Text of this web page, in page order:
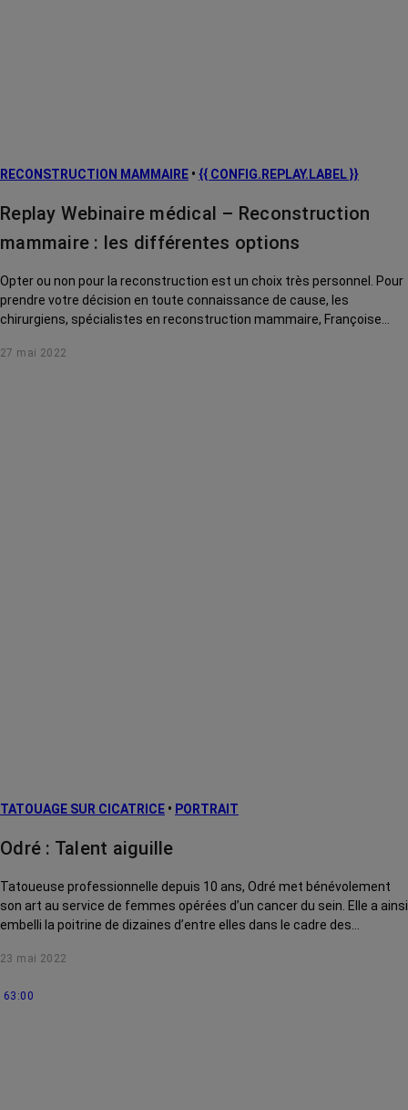
RECONSTRUCTION MAMMAIRE • {{ CONFIG.REPLAY.LABEL }}
Replay Webinaire médical – Reconstruction
mammaire : les différentes options
Opter ou non pour la reconstruction est un choix très personnel. Pour
prendre votre décision en toute connaissance de cause, les
chirurgiens, spécialistes en reconstruction mammaire, Françoise
options qui s'offrent à vous.
27 mai 2022
TATOUAGE SUR CICATRICE • PORTRAIT
Odré : Talent aiguille
Tatoueuse professionnelle depuis 10 ans, Odré met bénévolement
son art au service de femmes opérées d’un cancer du sein. Elle a ainsi
embelli la poitrine de dizaines d’entre elles dans le cadre des
Sœurs d’Encre.
23 mai 2022
63:00